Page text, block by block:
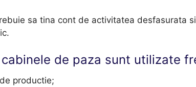
sa tina cont de activitatea desfasurata
de paza sunt utilizate
productie;